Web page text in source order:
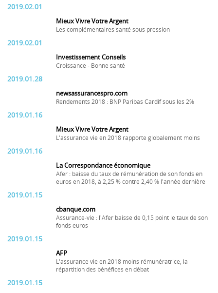
2019.02.01
Mieux Vivre Votre Argent
Les complémentaires santé sous pression
2019.02.01
Investissement Conseils
Croissance - Bonne santé
2019.01.28
newsassurancespro.com
Rendements 2018 : BNP Paribas Cardif sous les 2%
2019.01.16
Mieux Vivre Votre Argent
L'assurance vie en 2018 rapporte globalement moins
2019.01.16
La Correspondance économique
Afer : baisse du taux de rémunération de son fonds en
euros en 2018, à 2,25 % contre 2,40 % l'année dernière
2019.01.15
cbanque.com
Assurance-vie : l'Afer baisse de 0,15 point le taux de son
fonds euros
2019.01.15
AFP
L'assurance vie en 2018 moins rémunératrice, la
répartition des bénéfices en débat
2019.01.15